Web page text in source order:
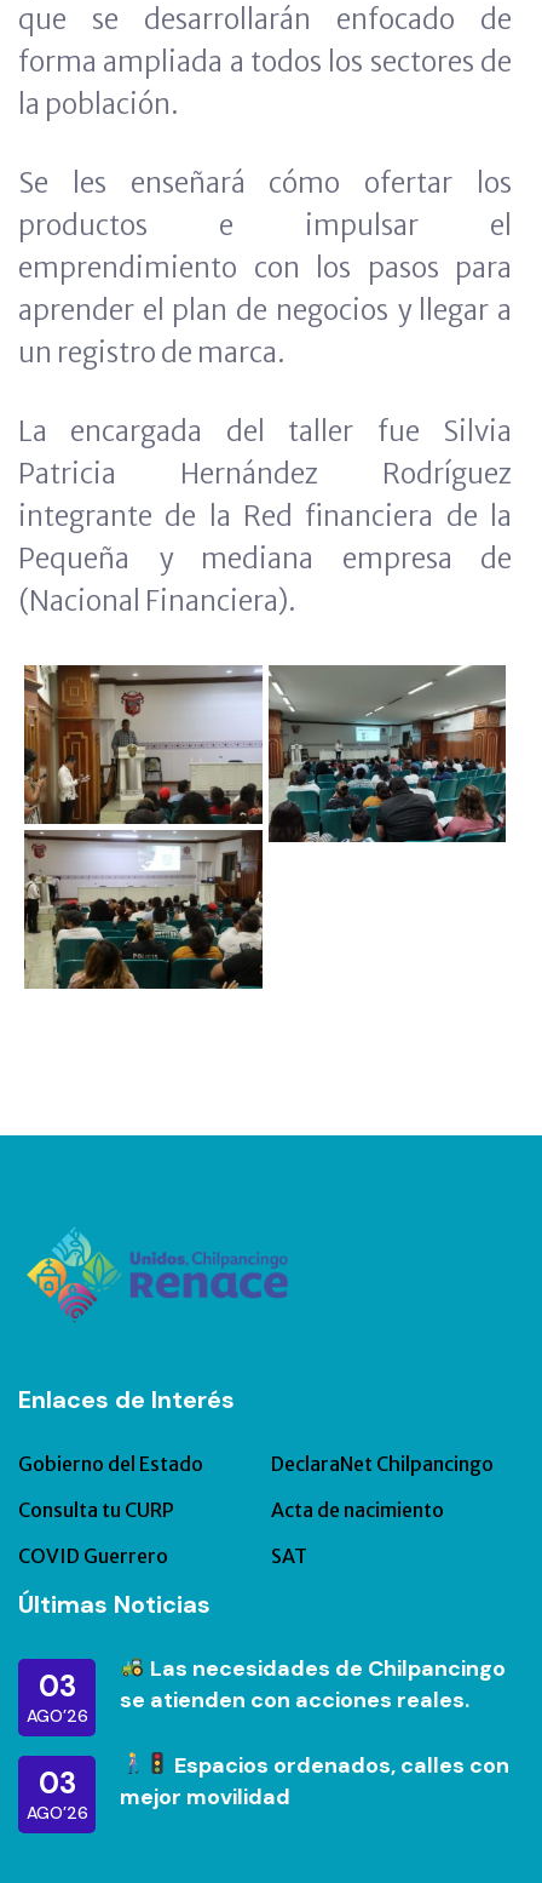
que se desarrollarán enfocado de
forma ampliada a todos los sectores de
la población.
Se les enseñará cómo ofertar los
productos e impulsar el
emprendimiento con los pasos para
aprender el plan de negocios y llegar a
un registro de marca.
La encargada del taller fue Silvia
Patricia Hernández Rodríguez
integrante de la Red financiera de la
Pequeña y mediana empresa de
(Nacional Financiera).
Enlaces de Interés
Gobierno del Estado
DeclaraNet Chilpancingo
Consulta tu CURP
Acta de nacimiento
COVID Guerrero
SAT
Últimas Noticias
03
AGO’26
Las necesidades de Chilpancingo
se atienden con acciones reales.
03
AGO’26
Espacios ordenados, calles con
mejor movilidad